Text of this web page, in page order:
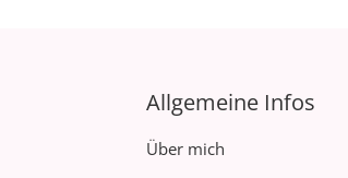
Allgemeine Infos
Über mich